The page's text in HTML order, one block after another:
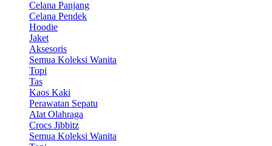
Celana Panjang
Celana Pendek
Hoodie
Jaket
Aksesoris
Semua Koleksi Wanita
Topi
Tas
Kaos Kaki
Perawatan Sepatu
Alat Olahraga
Crocs Jibbitz
Semua Koleksi Wanita